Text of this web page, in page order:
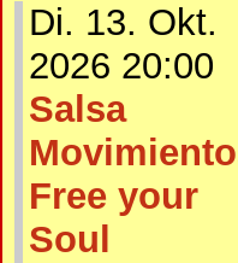
Di. 13. Okt.
2026 20:00
Salsa
Free your
Soul